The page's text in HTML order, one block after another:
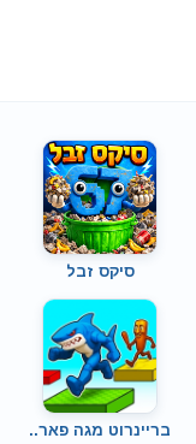
סיקס זבל
בריינרוט מגה פאר..